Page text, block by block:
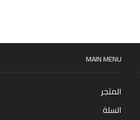
MAIN MENU
المتجر
السلة